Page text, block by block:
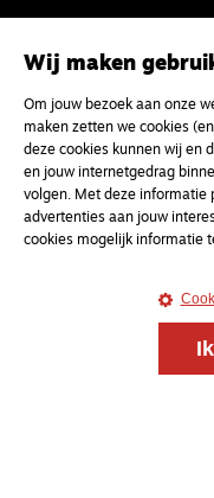
Meld je aan
nieuwsbrief
uw e-mailadres
Wij maken
Om jouw bezoek aan onze
maken zetten we cookies
deze cookies kunnen wij en
en jouw internetgedrag
volgen. Met deze informatie
advertenties aan jouw
cookies mogelijk informatie